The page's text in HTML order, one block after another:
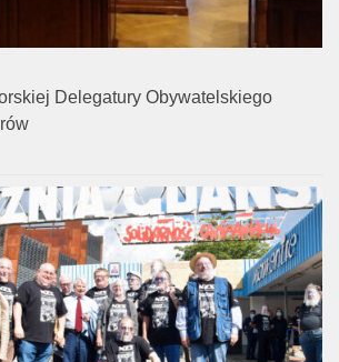
Delegatury Obywatelskiego